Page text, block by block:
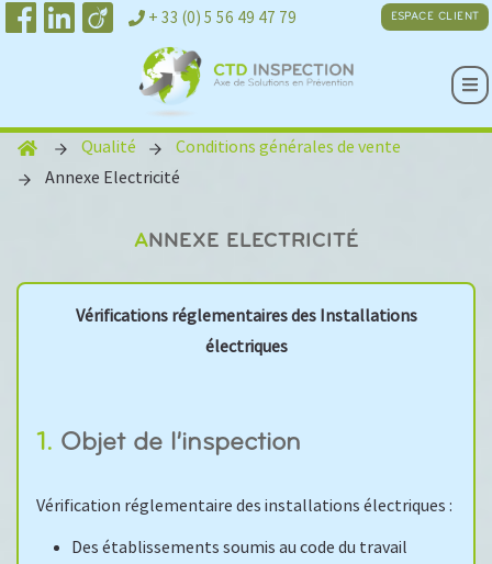
+ 33 (0) 5 56 49 47 79 ESPACE CLIENT
CTD Inspection
Qualité
Conditions générales de vente
Annexe Electricité
ANNEXE ELECTRICITÉ
Vérifications réglementaires des Installations
électriques
1. Objet de l’inspection
Vérification réglementaire des installations électriques :
Des établissements soumis au code du travail